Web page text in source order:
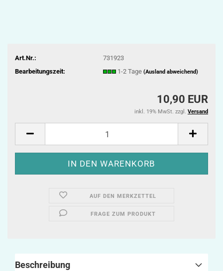
Art.Nr.:
731923
Bearbeitungszeit:
1-2 Tage (Ausland abweichend)
10,90 EUR
inkl. 19% MwSt. zzgl. Versand
AUF DEN MERKZETTEL
FRAGE ZUM PRODUKT
Beschreibung